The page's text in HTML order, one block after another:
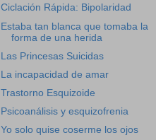
Ciclación Rápida: Bipolaridad
Estaba tan blanca que tomaba la
forma de una herida
Las Princesas Suicidas
La incapacidad de amar
Trastorno Esquizoide
Psicoanálisis y esquizofrenia
Yo solo quise coserme los ojos